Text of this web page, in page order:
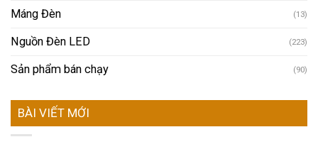
Máng Đèn (13)
Nguồn Đèn LED (223)
Sản phẩm bán chạy (90)
BÀI VIẾT MỚI